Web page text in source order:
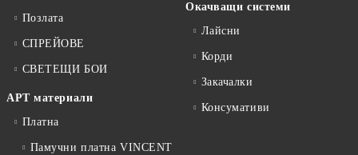
Позлата
СПРЕЙОВЕ
СВЕТЕЩИ БОИ
АРТ материали
Платна
Памучни платна VINCENT
Окачващи системи
Лайсни
Корди
Закачалки
Консумативи